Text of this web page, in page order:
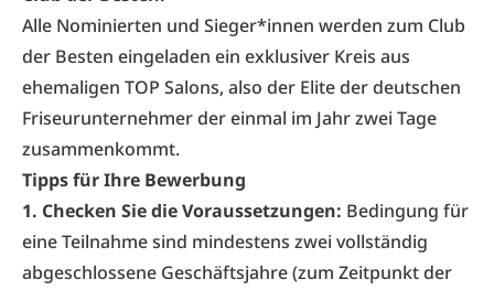
Alle Nominierten und Sieger*innen werden zum Club
der Besten eingeladen ein exklusiver Kreis aus
ehemaligen TOP Salons, also der Elite der deutschen
Friseurunternehmer der einmal im Jahr zwei Tage
zusammenkommt.
Tipps für Ihre Bewerbung
1. Checken Sie die Voraussetzungen: Bedingung für
eine Teilnahme sind mindestens zwei vollständig
abgeschlossene Geschäftsjahre (zum Zeitpunkt der